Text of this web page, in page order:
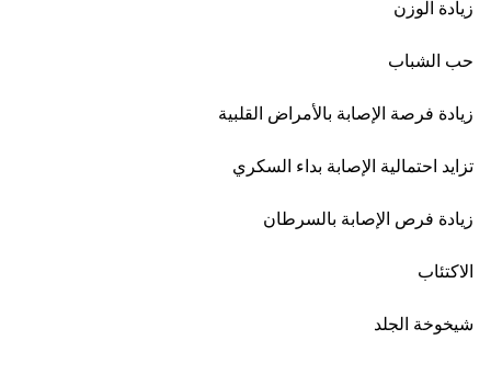
زيادة الوزن
حب الشباب
زيادة فرصة الإصابة بالأمراض القلبية
تزايد احتمالية الإصابة بداء السكري
زيادة فرص الإصابة بالسرطان
الاكتئاب
شيخوخة الجلد